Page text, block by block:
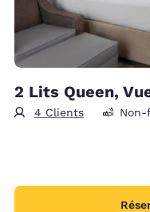
2 Lits Queen,
4 Clients